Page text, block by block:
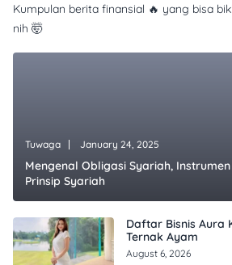
Kumpulan berita finansial 🔥 yang bisa
nih 🤯
Tuwaga January 24, 2025
Mengenal Obligasi Syariah,
Prinsip Syariah
Daftar Bisnis Aura
Ternak Ayam
August 6, 2026